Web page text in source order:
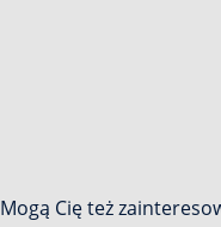
Mogą Cię też